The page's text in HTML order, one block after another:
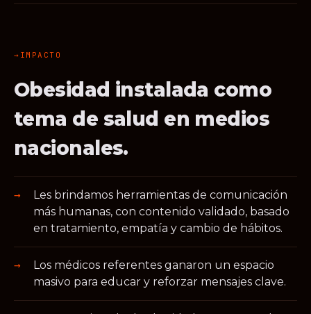
IMPACTO
Obesidad instalada como
tema de salud en medios
nacionales.
Les brindamos herramientas de comunicación
más humanas, con contenido validado, basado
en tratamiento, empatía y cambio de hábitos.
Los médicos referentes ganaron un espacio
masivo para educar y reforzar mensajes clave.